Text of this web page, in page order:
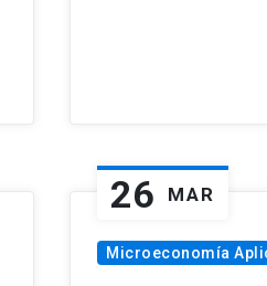
26 MAR
Microeconomía